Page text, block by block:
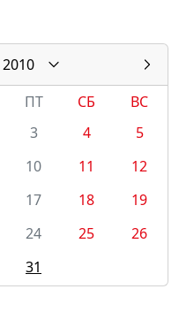
2010
ПТ СБ
ВС
3 4
5
10 11
12
17 18
19
24 25
26
31